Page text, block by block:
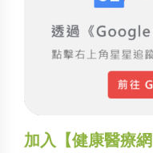
加入【健康醫療